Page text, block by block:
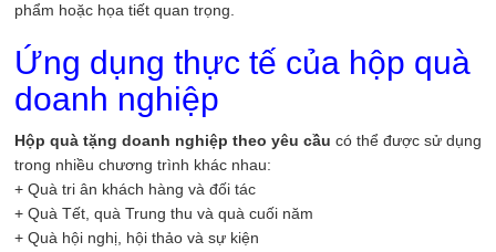
phẩm hoặc họa tiết quan trọng.
Ứng dụng thực tế của hộp quà
doanh nghiệp
Hộp quà tặng doanh nghiệp theo yêu cầu có thể được sử dụng
trong nhiều chương trình khác nhau:
+ Quà tri ân khách hàng và đối tác
+ Quà Tết, quà Trung thu và quà cuối năm
+ Quà hội nghị, hội thảo và sự kiện